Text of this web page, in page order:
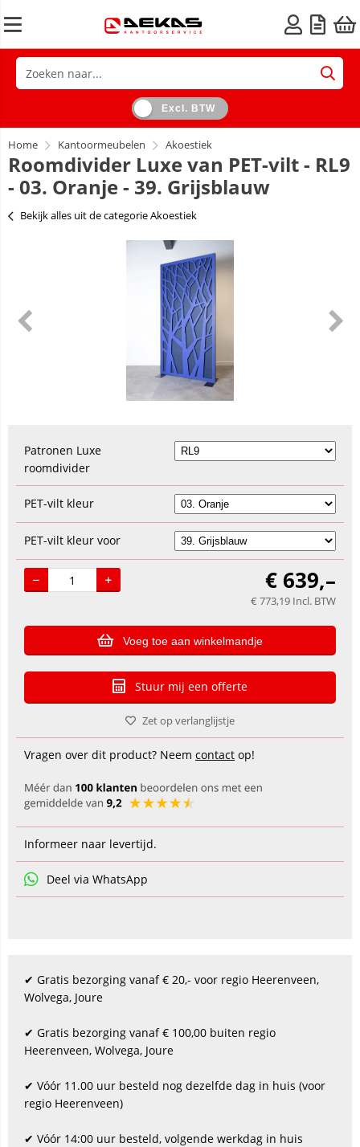
Excl. BTW
Home Kantoormeubelen Akoestiek
Roomdivider Luxe van PET-vilt - RL9
- 03. Oranje - 39. Grijsblauw
Bekijk alles uit de categorie Akoestiek
Patronen Luxe
roomdivider
PET-vilt kleur
PET-vilt kleur voor
€ 639,–
€ 773,19 Incl. BTW
Voeg toe aan winkelmandje
Stuur mij een offerte
Zet op verlanglijstje
Vragen over dit product? Neem contact op!
Informeer naar levertijd.
Deel via WhatsApp
✔ Gratis bezorging vanaf € 20,- voor regio Heerenveen,
Wolvega, Joure
✔ Gratis bezorging vanaf € 100,00 buiten regio
Heerenveen, Wolvega, Joure
✔ Vóór 11.00 uur besteld nog dezelfde dag in huis (voor
regio Heerenveen)
✔ Vóór 14:00 uur besteld, volgende werkdag in huis